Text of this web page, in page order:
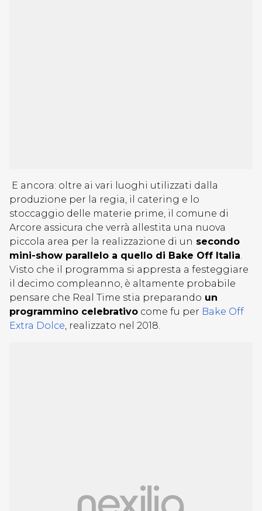
E ancora: oltre ai vari luoghi utilizzati dalla
produzione per la regia, il catering e lo
stoccaggio delle materie prime, il comune di
Arcore assicura che verrà allestita una nuova
piccola area per la realizzazione di un secondo
mini-show parallelo a quello di Bake Off Italia.
Visto che il programma si appresta a festeggiare
il decimo compleanno, è altamente probabile
pensare che Real Time stia preparando un
programmino celebrativo come fu per Bake Off
Extra Dolce, realizzato nel 2018.